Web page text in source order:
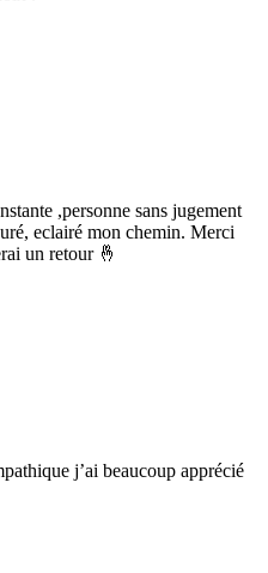
,personne sans jugement
eclairé mon chemin. Merci
un retour 🤞
j’ai beaucoup apprécié